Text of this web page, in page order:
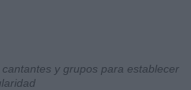
y grupos para establecer